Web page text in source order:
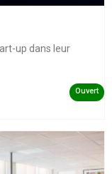
up dans leur
Ouvert